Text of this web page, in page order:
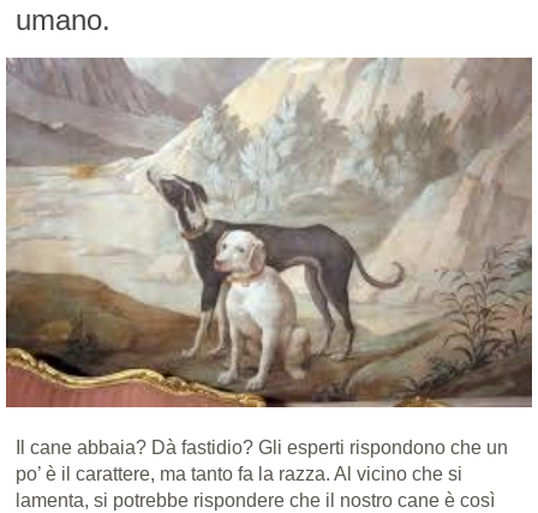
umano.
Il cane abbaia? Dà fastidio? Gli esperti rispondono che un
po’ è il carattere, ma tanto fa la razza. Al vicino che si
lamenta, si potrebbe rispondere che il nostro cane è così